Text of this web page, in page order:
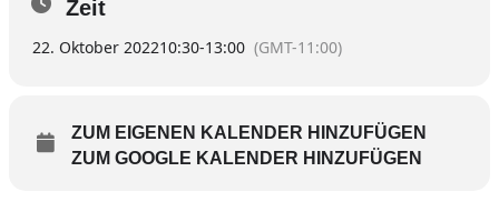
Zeit
22. Oktober 202210:30-13:00 (GMT-11:00)
ZUM EIGENEN KALENDER HINZUFÜGEN
ZUM GOOGLE KALENDER HINZUFÜGEN